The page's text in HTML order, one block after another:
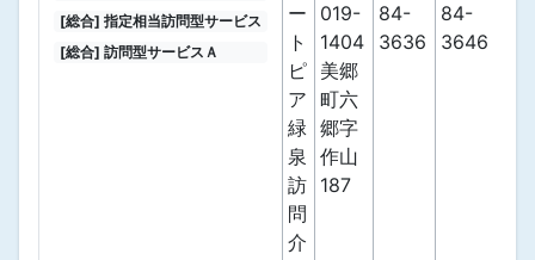
[総合] 指定相当訪問型サービス
[総合] 訪問型サービスＡ
ー
ト
ピ
ア
緑
泉
訪
問
介
019-
1404
美郷
町六
郷字
作山
187
84-
3636
84-
3646